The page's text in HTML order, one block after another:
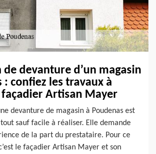
devanture d’un magasin
: confiez les travaux à
façadier Artisan Mayer
devanture de magasin à Poudenas est
sauf facile à réaliser. Elle demande
de la part du prestataire. Pour ce
le façadier Artisan Mayer et son